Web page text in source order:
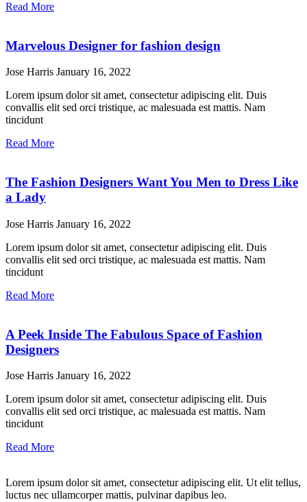
Read More
Marvelous Designer for fashion design
Jose Harris January 16, 2022
Lorem ipsum dolor sit amet, consectetur adipiscing elit. Duis
convallis elit sed orci tristique, ac malesuada est mattis. Nam
tincidunt
Read More
The Fashion Designers Want You Men to Dress Like
a Lady
Jose Harris January 16, 2022
Lorem ipsum dolor sit amet, consectetur adipiscing elit. Duis
convallis elit sed orci tristique, ac malesuada est mattis. Nam
tincidunt
Read More
A Peek Inside The Fabulous Space of Fashion
Designers
Jose Harris January 16, 2022
Lorem ipsum dolor sit amet, consectetur adipiscing elit. Duis
convallis elit sed orci tristique, ac malesuada est mattis. Nam
tincidunt
Read More
Lorem ipsum dolor sit amet, consectetur adipiscing elit. Ut elit tellus,
luctus nec ullamcorper mattis, pulvinar dapibus leo.